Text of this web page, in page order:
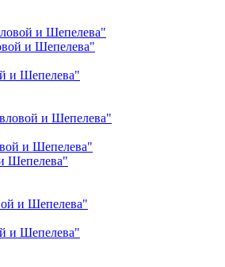
и Шепелева"
и Шепелева"
и Шепелева"
и Шепелева"
и Шепелева"
Шепелева"
и Шепелева"
и Шепелева"